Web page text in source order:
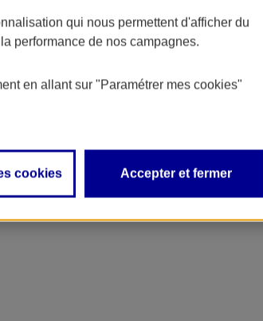
qui nous permettent d'afficher du
performance de nos campagnes.
en allant sur "Paramétrer mes cookies"
cookies Accepter et fermer